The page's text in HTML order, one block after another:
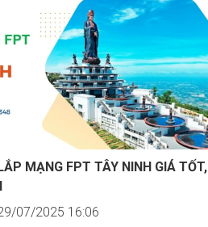
MẠNG FPT TÂY NINH GIÁ TỐT,
07/2025 16:06